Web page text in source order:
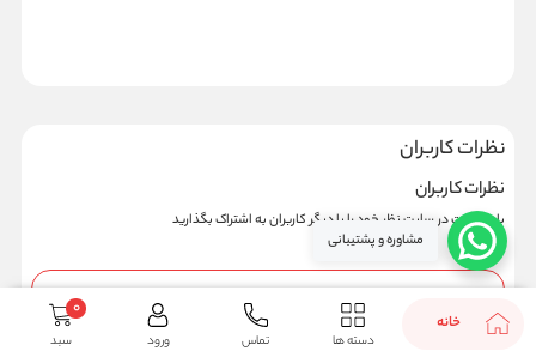
نظرات کاربران
نظرات کاربران
با عضویت در سایت نظر خود را با دیگر کاربران به اشتراک بگذارید
افزودن نظر جدید
مشاوره و پشتیبانی
خانه
دسته ها تماس ورود سبد
0